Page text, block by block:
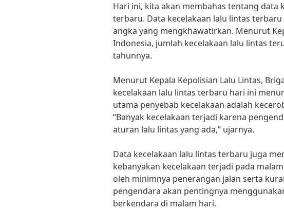
Hari ini, kita akan membahas tentang data
terbaru. Data kecelakaan lalu lintas
angka yang mengkhawatirkan. Menurut
Indonesia, jumlah kecelakaan lalu lintas
tahunnya.
Menurut Kepala Kepolisian Lalu Lintas,
kecelakaan lalu lintas terbaru hari ini
utama penyebab kecelakaan adalah
“Banyak kecelakaan terjadi karena
aturan lalu lintas yang ada,” ujarnya.
Data kecelakaan lalu lintas terbaru juga
kebanyakan kecelakaan terjadi pada
oleh minimnya penerangan jalan serta
pengendara akan pentingnya
berkendara di malam hari.